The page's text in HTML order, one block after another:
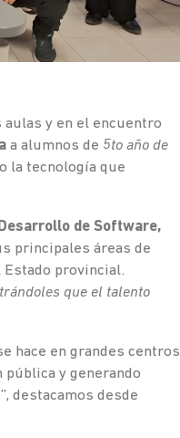
aulas y en el encuentro
a alumnos de 5to año de
la tecnología que
Desarrollo de Software,
principales áreas de
provincial.
que el talento
hace en grandes centros
y generando
destacamos desde